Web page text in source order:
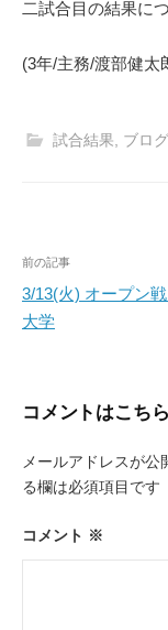
二試合目の結果に
(3年/主務/渡部健太
試合結果, ブログ
投
稿
ナ
ゲ
シ
ョ
ン
前の記事
3/13(火) オープン
大学
コメントはこち
メールアドレスが公
る欄は必須項目です
コメント ※